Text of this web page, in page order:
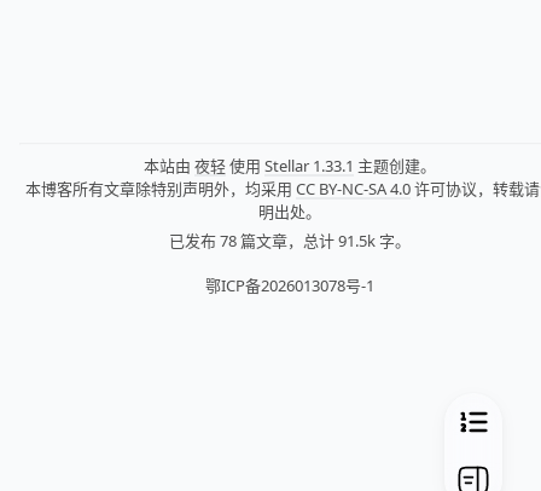
本站由 夜轻使用 Stellar 1.33.1 主题创建。
本博客所有文章除特别声明外，均采用 CC BY-NC-SA 4.0许可协议，转载
明出处。
已发布 78 篇文章， 总计 91.5k 字。
鄂ICP备2026013078号-1